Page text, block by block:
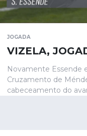
JOGADA
VIZELA,
Novamente Essende
Cruzamento de
cabeceamento do